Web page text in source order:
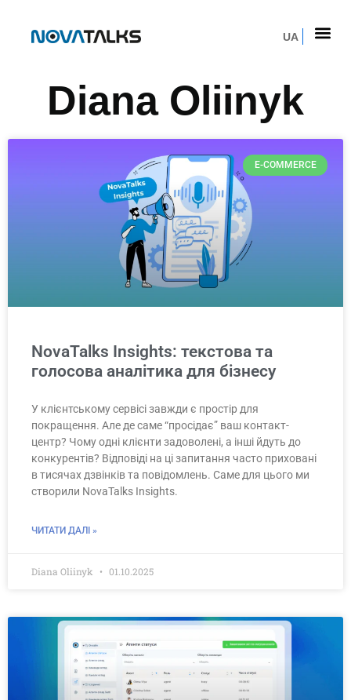
UA
Diana Oliinyk
E-COMMERCE
NovaTalks Insights: текстова та
голосова аналітика для бізнесу
У клієнтському сервісі завжди є простір для
покращення. Але де саме “просідає” ваш контакт-
центр? Чому одні клієнти задоволені, а інші йдуть до
конкурентів? Відповіді на ці запитання часто приховані
в тисячах дзвінків та повідомлень. Саме для цього ми
створили NovaTalks Insights.
ЧИТАТИ ДАЛІ »
Diana Oliinyk 01.10.2025